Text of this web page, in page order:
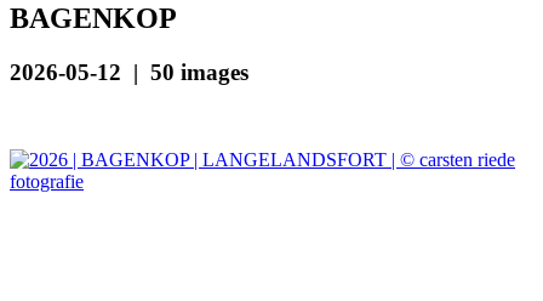
BAGENKOP
2026-05-12 | 50 images